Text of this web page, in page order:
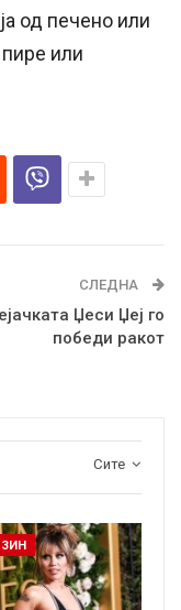
од печено или
или
СЛЕДНА
Џеси Џеј го
победи ракот
Сите